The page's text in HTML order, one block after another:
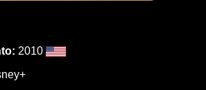
2010